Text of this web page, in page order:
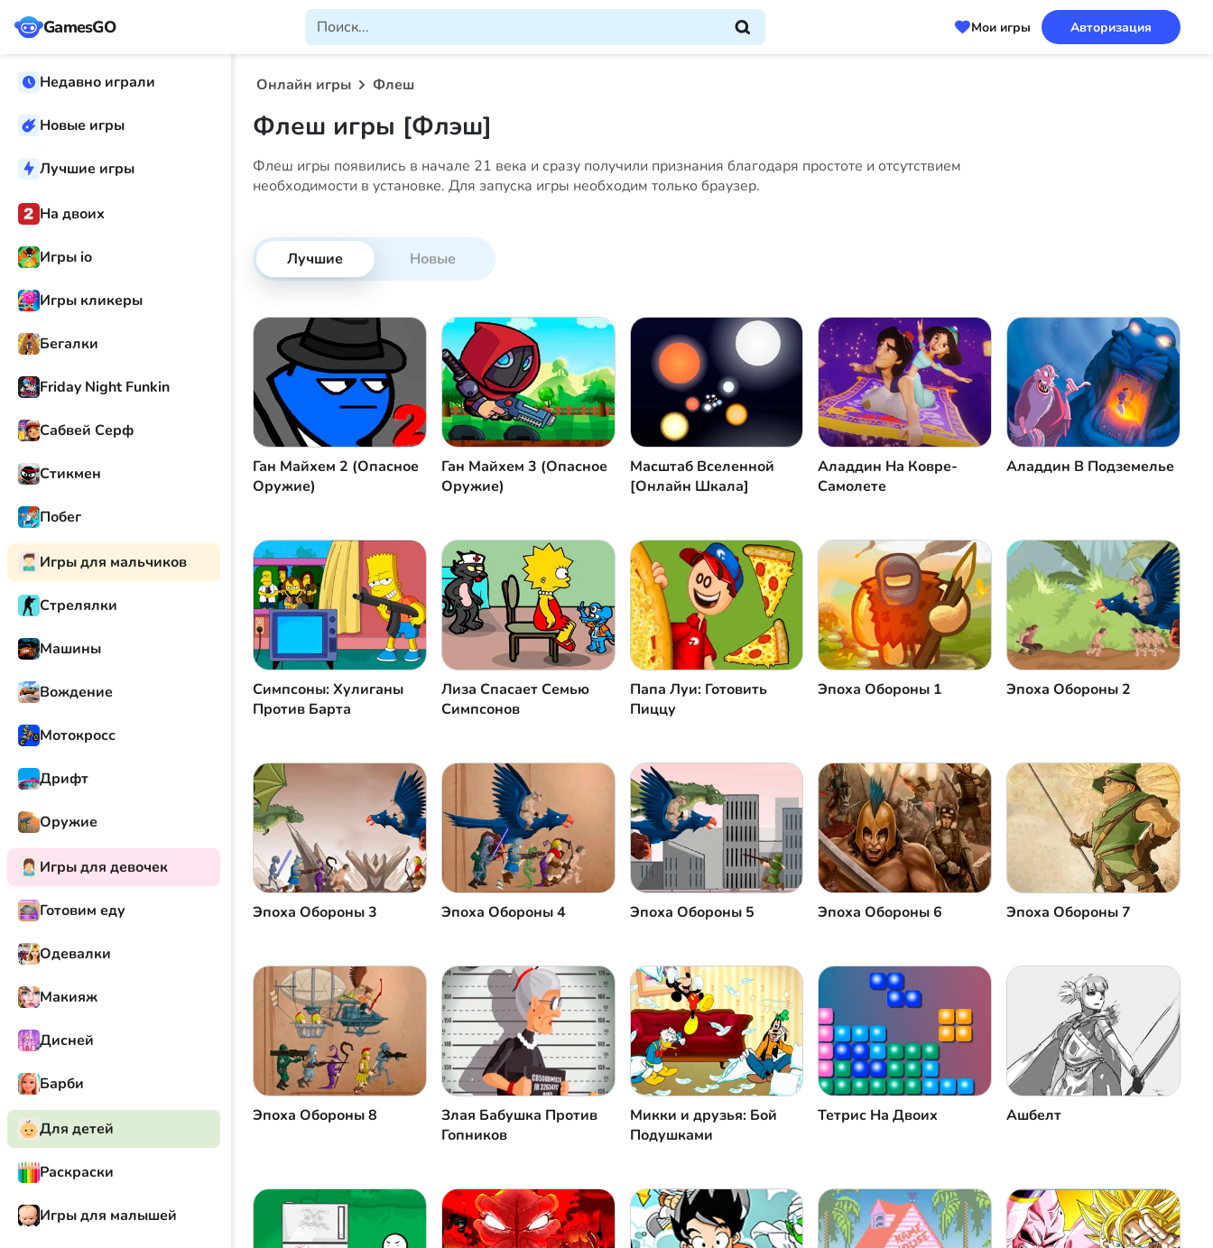
GamesGO Мои игры Авторизация
Недавно играли
Новые игры
Лучшие игры
На двоих
Игры io
Игры кликеры
Бегалки
Friday Night Funkin
Сабвей Серф
Стикмен
Побег
Игры для мальчиков
Стрелялки
Машины
Вождение
Мотокросс
Дрифт
Оружие
Игры для девочек
Готовим еду
Одевалки
Макияж
Дисней
Барби
Для детей
Раскраски
Игры для малышей
Онлайн игры Флеш
Флеш игры [Флэш]
Флеш игры появились в начале 21 века и сразу получили признания благодаря простоте и отсутствием
необходимости в установке. Для запуска игры необходим только браузер.
Лучшие Новые
Ган Майхем 2 (Опасное
Оружие)
Ган Майхем 3 (Опасное
Оружие)
Масштаб Вселенной
[Онлайн Шкала]
Аладдин На Ковре-
Самолете
Аладдин В Подземелье
Симпсоны: Хулиганы
Против Барта
Лиза Спасает Cемью
Симпсонов
Папа Луи: Готовить
Пиццу
Эпоха Oбороны 1 Эпоха Oбороны 2
Эпоха Oбороны 3 Эпоха Oбороны 4 Эпоха Oбороны 5 Эпоха Oбороны 6 Эпоха Oбороны 7
Эпоха Oбороны 8
Злая Бабушка Против
Гопников
Микки и друзья: Бой
Подушками
Тетрис На Двоих Ашбелт